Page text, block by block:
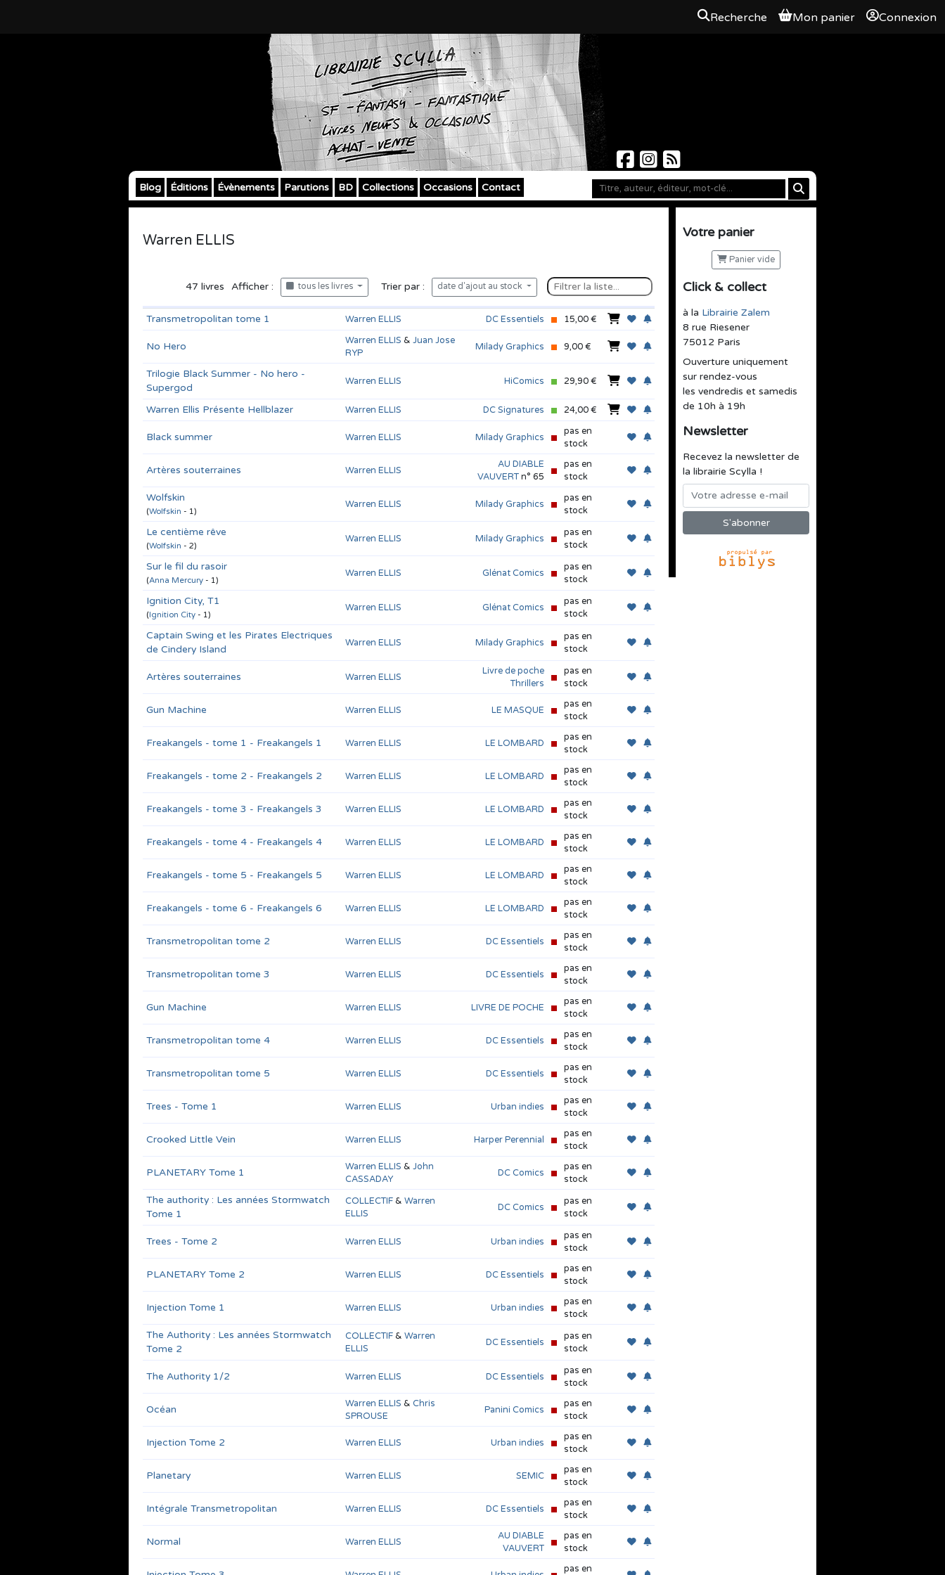
Recherche Mon panier Connexion
Blog Éditions Évènements Parutions BD Collections Occasions Contact
Votre panier
Panier vide
Click & collect
à la Librairie Zalem
8 rue Riesener
75012 Paris
Ouverture uniquement
sur rendez-vous
les vendredis et samedis
de 10h à 19h
Newsletter
Recevez la newsletter de
la librairie Scylla !
Warren ELLIS
47 livres Afficher : tous les livres Trier par : date d'ajout au stock
Transmetropolitan tome 1 Warren ELLIS DC Essentiels 15,00 €
No Hero Warren ELLIS & Juan Jose
RYP
Milady Graphics 9,00 €
Trilogie Black Summer - No hero -
Supergod
Warren ELLIS HiComics 29,90 €
Warren Ellis Présente Hellblazer Warren ELLIS DC Signatures 24,00 €
Black summer Warren ELLIS Milady Graphics
pas en
stock
Artères souterraines Warren ELLIS
AU DIABLE
VAUVERTn° 65
pas en
stock
Wolfskin
(Wolfskin - 1)
Warren ELLIS Milady Graphics
pas en
stock
Le centième rêve
(Wolfskin - 2)
Warren ELLIS Milady Graphics
pas en
stock
Sur le fil du rasoir
(Anna Mercury - 1)
Warren ELLIS Glénat Comics
pas en
stock
Ignition City, T1
(Ignition City - 1)
Warren ELLIS Glénat Comics
pas en
stock
Captain Swing et les Pirates Electriques
de Cindery Island
Warren ELLIS Milady Graphics
pas en
stock
Artères souterraines Warren ELLIS
Livre de poche
Thrillers
pas en
stock
Gun Machine Warren ELLIS LE MASQUE
pas en
stock
Freakangels - tome 1 - Freakangels 1 Warren ELLIS LE LOMBARD
pas en
stock
Freakangels - tome 2 - Freakangels 2 Warren ELLIS LE LOMBARD
pas en
stock
Freakangels - tome 3 - Freakangels 3 Warren ELLIS LE LOMBARD
pas en
stock
Freakangels - tome 4 - Freakangels 4 Warren ELLIS LE LOMBARD
pas en
stock
Freakangels - tome 5 - Freakangels 5 Warren ELLIS LE LOMBARD
pas en
stock
Freakangels - tome 6 - Freakangels 6 Warren ELLIS LE LOMBARD
pas en
stock
Transmetropolitan tome 2 Warren ELLIS DC Essentiels
pas en
stock
Transmetropolitan tome 3 Warren ELLIS DC Essentiels
pas en
stock
Gun Machine Warren ELLIS LIVRE DE POCHE
pas en
stock
Transmetropolitan tome 4 Warren ELLIS DC Essentiels
pas en
stock
Transmetropolitan tome 5 Warren ELLIS DC Essentiels
pas en
stock
Trees - Tome 1 Warren ELLIS Urban indies
pas en
stock
Crooked Little Vein Warren ELLIS Harper Perennial
pas en
stock
PLANETARY Tome 1 Warren ELLIS & John
CASSADAY
DC Comics
pas en
stock
The authority : Les années Stormwatch
Tome 1
COLLECTIF& Warren
ELLIS
DC Comics
pas en
stock
Trees - Tome 2 Warren ELLIS Urban indies
pas en
stock
PLANETARY Tome 2 Warren ELLIS DC Essentiels
pas en
stock
Injection Tome 1 Warren ELLIS Urban indies
pas en
stock
The Authority : Les années Stormwatch
Tome 2
COLLECTIF& Warren
ELLIS
DC Essentiels
pas en
stock
The Authority 1/2 Warren ELLIS DC Essentiels
pas en
stock
Océan Warren ELLIS & Chris
SPROUSE
Panini Comics
pas en
stock
Injection Tome 2 Warren ELLIS Urban indies
pas en
stock
Planetary Warren ELLIS SEMIC
pas en
stock
Intégrale Transmetropolitan Warren ELLIS DC Essentiels
pas en
stock
Normal Warren ELLIS
AU DIABLE
VAUVERT
pas en
stock
pas en